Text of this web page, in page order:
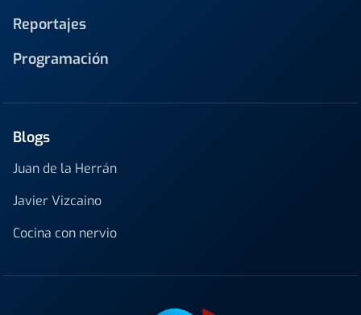
Reportajes
Programación
Blogs
Juan de la Herrán
Javier Vizcaino
Cocina con nervio